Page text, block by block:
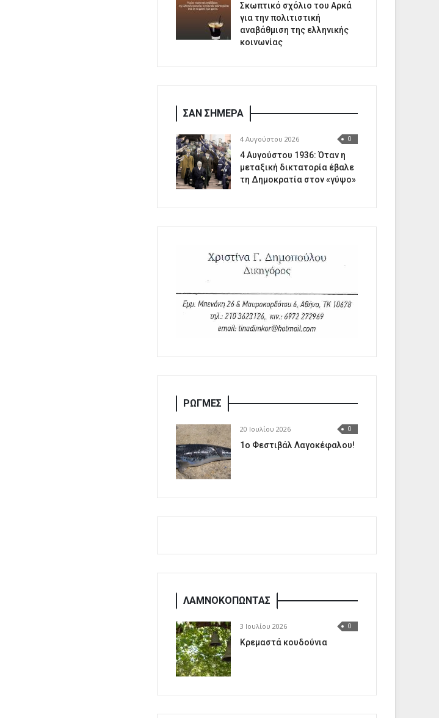
Σκωπτικό σχόλιο του Αρκά
για την πολιτιστική
αναβάθμιση της ελληνικής
κοινωνίας
ΣΑΝ ΣΗΜΕΡΑ
4 Αυγούστου 2026 0
4 Αυγούστου 1936: Όταν η
μεταξική δικτατορία έβαλε
τη Δημοκρατία στον «γύψο»
ΡΩΓΜΕΣ
20 Ιουλίου 2026 0
1o Φεστιβάλ Λαγοκέφαλου!
ΛΑΜΝΟΚΟΠΩΝΤΑΣ
3 Ιουλίου 2026 0
Κρεμαστά κουδούνια